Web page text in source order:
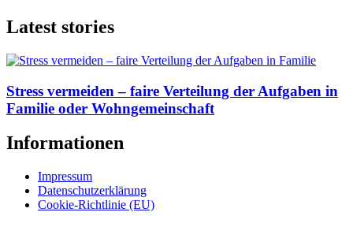
Latest stories
Stress vermeiden – faire Verteilung der Aufgaben in
Familie oder Wohngemeinschaft
Informationen
Impressum
Datenschutzerklärung
Cookie-Richtlinie (EU)